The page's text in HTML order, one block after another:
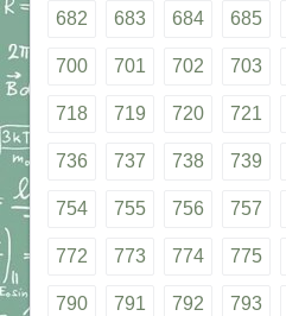
682 683 684 685
700 701 702 703
718 719 720 721
736 737 738 739
754 755 756 757
772 773 774 775
790 791 792 793